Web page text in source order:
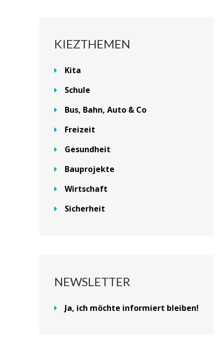
KIEZTHEMEN
Kita
Schule
Bus, Bahn, Auto & Co
Freizeit
Gesundheit
Bauprojekte
Wirtschaft
Sicherheit
NEWSLETTER
Ja, ich möchte informiert bleiben!